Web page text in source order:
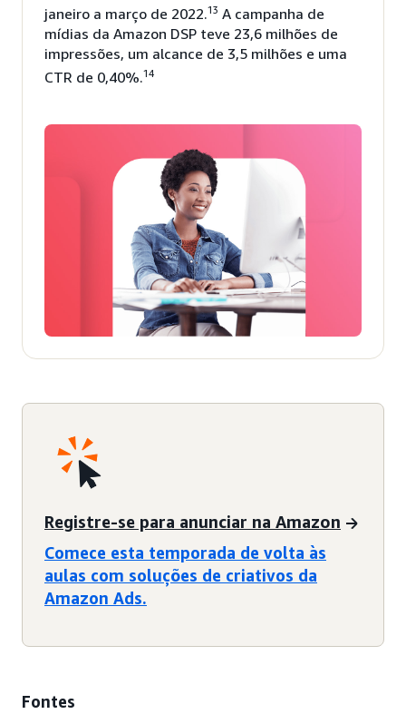
janeiro a março de 2022.13 A campanha de
mídias da Amazon DSP teve 23,6 milhões de
impressões, um alcance de 3,5 milhões e uma
CTR de 0,40%.14
Registre-se para anunciar na Amazon
Comece esta temporada de volta às
aulas com soluções de criativos da
Amazon Ads.
Fontes